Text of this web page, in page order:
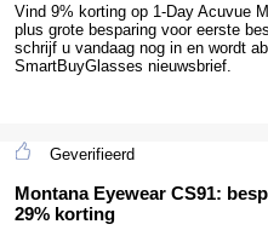
Vind 9% korting op 1-Day Acuvue
plus grote besparing voor eerste
schrijf u vandaag nog in en wordt
SmartBuyGlasses nieuwsbrief.
Geverifieerd
Montana Eyewear CS91:
29% korting